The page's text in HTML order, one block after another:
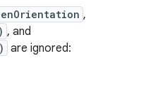
,
, and
are ignored: